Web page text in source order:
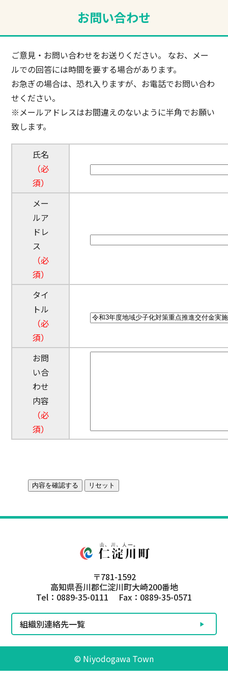
お問い合わせ
ご意見・お問い合わせをお送りください。 なお、メー
ルでの回答には時間を要する場合があります。
お急ぎの場合は、恐れ入りますが、お電話でお問い合わ
せください。
※メールアドレスはお間違えのないように半角でお願い
致します。
氏名
（必
須）
メー
ルア
ドレ
ス
（必
須）
タイ
トル
（必
須）
お問
い合
わせ
内容
（必
須）
〒781-1592
高知県吾川郡仁淀川町大崎200番地
Tel：0889-35-0111 Fax：0889-35-0571
組織別連絡先一覧
© Niyodogawa Town